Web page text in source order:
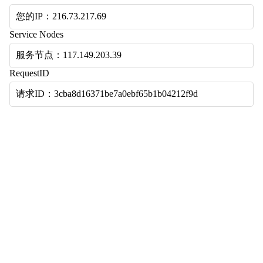
您的IP：216.73.217.69
Service Nodes
服务节点：117.149.203.39
RequestID
请求ID：3cba8d16371be7a0ebf65b1b04212f9d